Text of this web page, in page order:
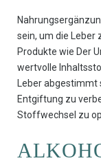
sein, um die Leber
Produkte wie Der
wertvolle
Leber abgestimmt
Entgiftung zu
Stoffwechsel zu